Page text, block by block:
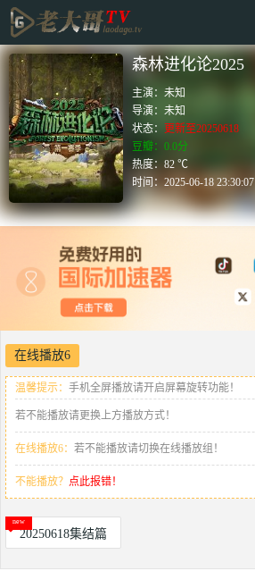
森林进化论2025
主演：未知
导演：未知
状态： 更新至20250618
豆瓣：0.0分
热度：82 ℃
时间：2025-06-18 23:30:07
在线播放6
温馨提示： 手机全屏播放请开启屏幕旋转功能！
若不能播放请更换上方播放方式！
在线播放6： 若不能播放请切换在线播放组！
不能播放？ 点此报错！
20250618集结篇